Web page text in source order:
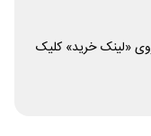
«لینک خرید» کلیک